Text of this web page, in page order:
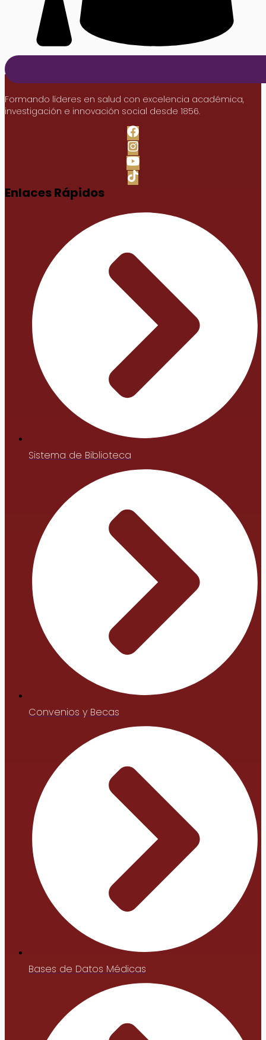
Formando líderes en salud con excelencia académica,
investigación e innovación social desde 1856.
Enlaces Rápidos
Sistema de Biblioteca
Convenios y Becas
Bases de Datos Médicas